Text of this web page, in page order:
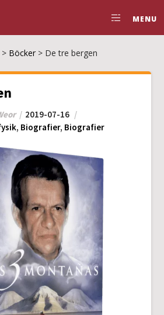
MENU
> Böcker > De tre bergen
2019-07-16
, Biografier, Biografier